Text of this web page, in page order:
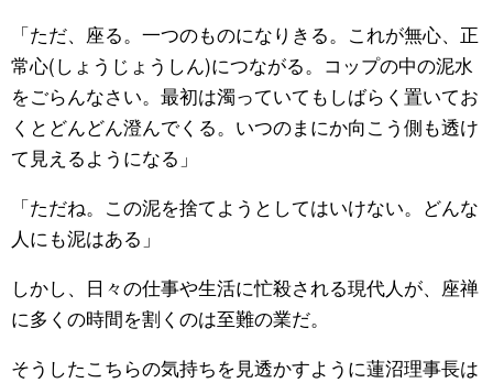
「ただ、座る。一つのものになりきる。これが無心、正
常心(しょうじょうしん)につながる。コップの中の泥水
をごらんなさい。最初は濁っていてもしばらく置いてお
くとどんどん澄んでくる。いつのまにか向こう側も透け
て見えるようになる」
「ただね。この泥を捨てようとしてはいけない。どんな
人にも泥はある」
しかし、日々の仕事や生活に忙殺される現代人が、座禅
に多くの時間を割くのは至難の業だ。
そうしたこちらの気持ちを見透かすように蓮沼理事長は